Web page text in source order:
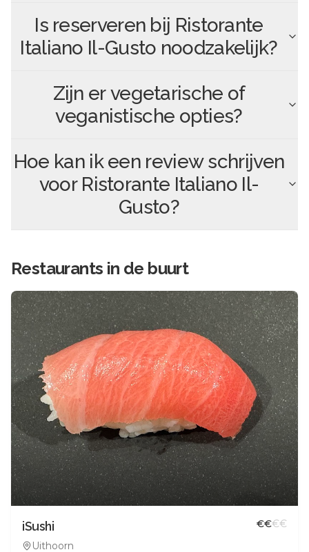
Is reserveren bij Ristorante
Italiano Il-Gusto noodzakelijk?
Zijn er vegetarische of
veganistische opties?
Hoe kan ik een review schrijven
voor Ristorante Italiano Il-
Gusto?
Restaurants in de buurt
iSushi
Uithoorn
€€€€